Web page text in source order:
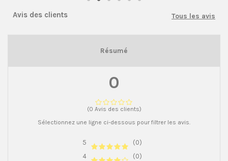
Avis des clients Tous les avis
Résumé
0
(0 Avis des clients)
Sélectionnez une ligne ci-dessous pour filtrer les avis.
5
(0)
4
(0)